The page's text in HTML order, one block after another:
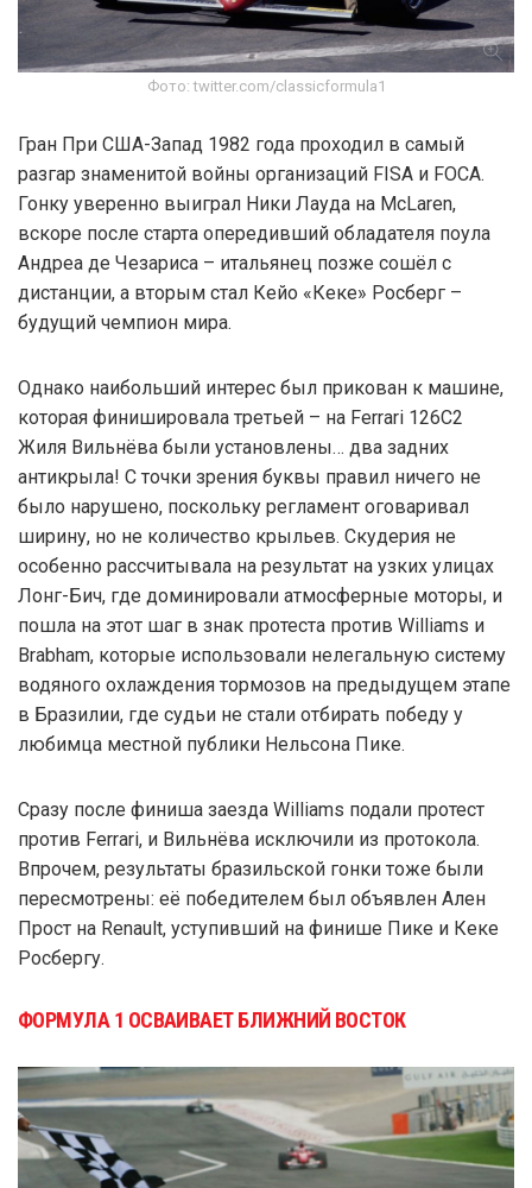
Фото: twitter.com/classicformula1
Гран При США-Запад 1982 года проходил в самый
разгар знаменитой войны организаций FISA и FOCA.
Гонку уверенно выиграл Ники Лауда на McLaren,
вскоре после старта опередивший обладателя поула
Андреа де Чезариса – итальянец позже сошёл с
дистанции, а вторым стал Кейо «Кеке» Росберг –
будущий чемпион мира.
Однако наибольший интерес был прикован к машине,
которая финишировала третьей – на Ferrari 126C2
Жиля Вильнёва были установлены… два задних
антикрыла! С точки зрения буквы правил ничего не
было нарушено, поскольку регламент оговаривал
ширину, но не количество крыльев. Скудерия не
особенно рассчитывала на результат на узких улицах
Лонг-Бич, где доминировали атмосферные моторы, и
пошла на этот шаг в знак протеста против Williams и
Brabham, которые использовали нелегальную систему
водяного охлаждения тормозов на предыдущем этапе
в Бразилии, где судьи не стали отбирать победу у
любимца местной публики Нельсона Пике.
Сразу после финиша заезда Williams подали протест
против Ferrari, и Вильнёва исключили из протокола.
Впрочем, результаты бразильской гонки тоже были
пересмотрены: её победителем был объявлен Ален
Прост на Renault, уступивший на финише Пике и Кеке
Росбергу.
ФОРМУЛА 1 ОСВАИВАЕТ БЛИЖНИЙ ВОСТОК